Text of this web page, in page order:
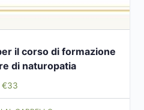
il corso di formazione
di naturopatia
€33